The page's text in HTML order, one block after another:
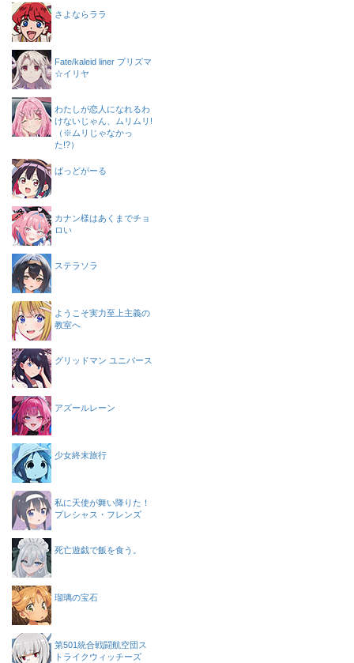
さよならララ
Fate/kaleid liner プリズマ
☆イリヤ
わたしが恋人になれるわ
けないじゃん、ムリムリ!
（※ムリじゃなかっ
た!?）
ばっどがーる
カナン様はあくまでチョ
ロい
ステラソラ
ようこそ実力至上主義の
教室へ
グリッドマン ユニバース
アズールレーン
少女終末旅行
私に天使が舞い降りた！
プレシャス・フレンズ
死亡遊戯で飯を食う。
瑠璃の宝石
第501統合戦闘航空団ス
トライクウィッチーズ